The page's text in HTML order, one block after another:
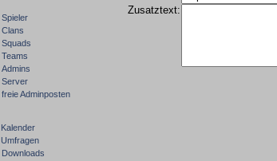
Spieler
Clans
Squads
Teams
Admins
Server
freie Adminposten
Kalender
Umfragen
Downloads
Zusatztext: